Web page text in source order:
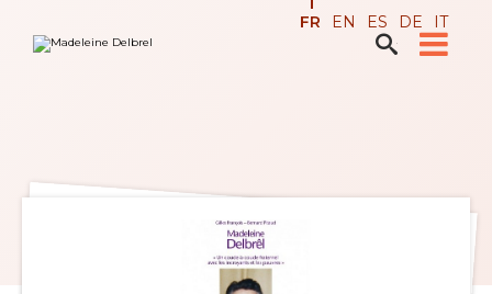
contenu.

Recherche avancée…
FR EN ES DE IT